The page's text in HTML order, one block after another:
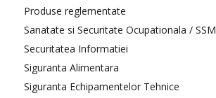
Produse reglementate
Sanatate si Securitate Ocupationala / SSM
Securitatea Informatiei
Siguranta Alimentara
Siguranta Echipamentelor Tehnice